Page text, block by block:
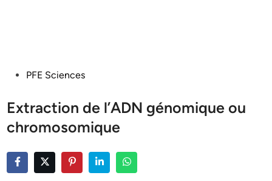
PostedPFE Sciences
Extraction de l’ADN génomique ou
chromosomique